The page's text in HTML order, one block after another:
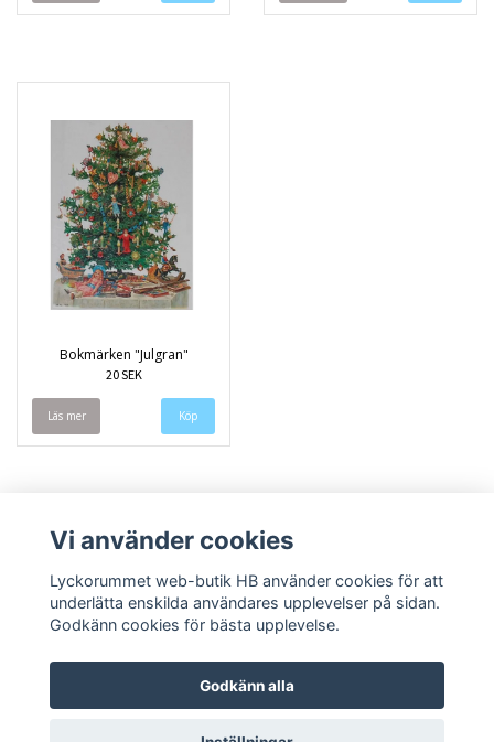
Bokmärken "Julgran"
20 SEK
Läs mer
Vi använder cookies
Lyckorummet web-butik HB använder cookies för att
underlätta enskilda användares upplevelser på sidan.
Godkänn cookies för bästa upplevelse.
Godkänn alla